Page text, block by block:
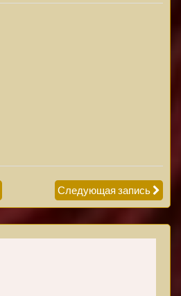
Следующая запись